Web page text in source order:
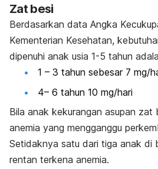
Zat besi
Berdasarkan data Angka
Kementerian Kesehatan,
dipenuhi anak usia 1-5 tahun
1 – 3 tahun sebesar 7 mg/
4– 6 tahun 10 mg/hari
Bila anak kekurangan asupan zat
anemia yang mengganggu
Setidaknya satu dari tiga anak di
rentan terkena anemia.